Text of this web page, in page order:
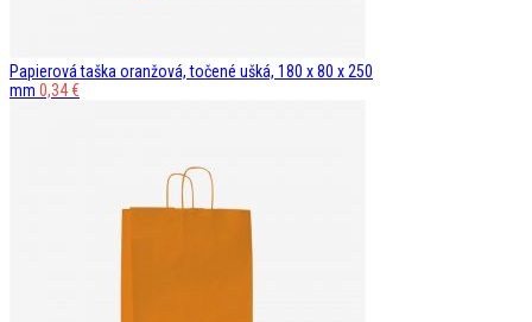
Papierová taška oranžová, točené ušká, 180 x 80 x 250
mm 0,34€